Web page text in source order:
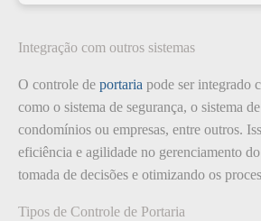
Integração com outros sistemas
O controle de portaria pode ser integrado
como o sistema de segurança, o sistema de
condomínios ou empresas, entre outros.
eficiência e agilidade no gerenciamento
tomada de decisões e otimizando os
Tipos de Controle de Portaria